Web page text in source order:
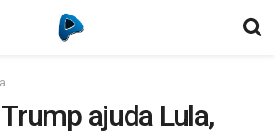
ajuda Lula,